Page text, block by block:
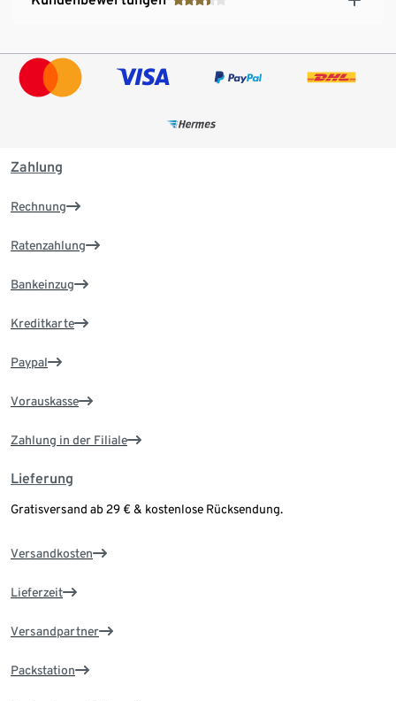
Zahlung
Rechnung
Ratenzahlung
Bankeinzug
Kreditkarte
Paypal
Vorauskasse
Zahlung in der Filiale
Lieferung
Gratisversand ab 29 € & kostenlose Rücksendung.
Versandkosten
Lieferzeit
Versandpartner
Packstation